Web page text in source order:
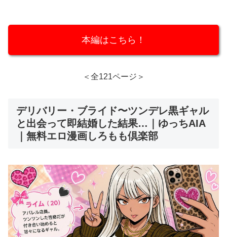
本編はこちら！
＜全121ページ＞
デリバリー・ブライド〜ツンデレ黒ギャル
と出会って即結婚した結果…｜ゆっちAIA
｜無料エロ漫画しろもも倶楽部